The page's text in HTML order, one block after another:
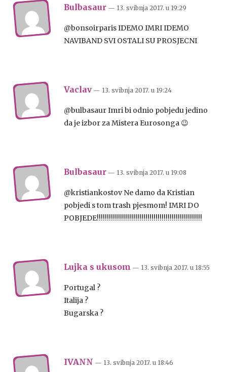
Bulbasaur — 13. svibnja 2017. u 19:29
@bonsoirparis IDEMO IMRI IDEMO
NAVIBAND SVI OSTALI SU PROSJECNI
Vaclav — 13. svibnja 2017. u 19:24
@bulbasaur Imri bi odnio pobjedu jedino
da je izbor za Mistera Eurosonga 😉
Bulbasaur — 13. svibnja 2017. u 19:08
@kristiankostov Ne damo da Kristian
pobjedi s tom trash pjesmom! IMRI DO
POBJEDE!!!!!!!!!!!!!!!!!!!!!!!!!!!!!!!!!!!!!!!!!!!!!!!!!!!!
Lujka s ukusom — 13. svibnja 2017. u 18:55
Portugal ?
Italija ?
Bugarska ?
IVANN — 13. svibnja 2017. u 18:46